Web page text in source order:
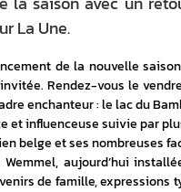
La Une.
de la nouvelle
Rendez-vous le
enchanteur : le lac du
et influenceuse suivie par
belge et ses nombreuses
Wemmel, aujourd’hui
de famille,